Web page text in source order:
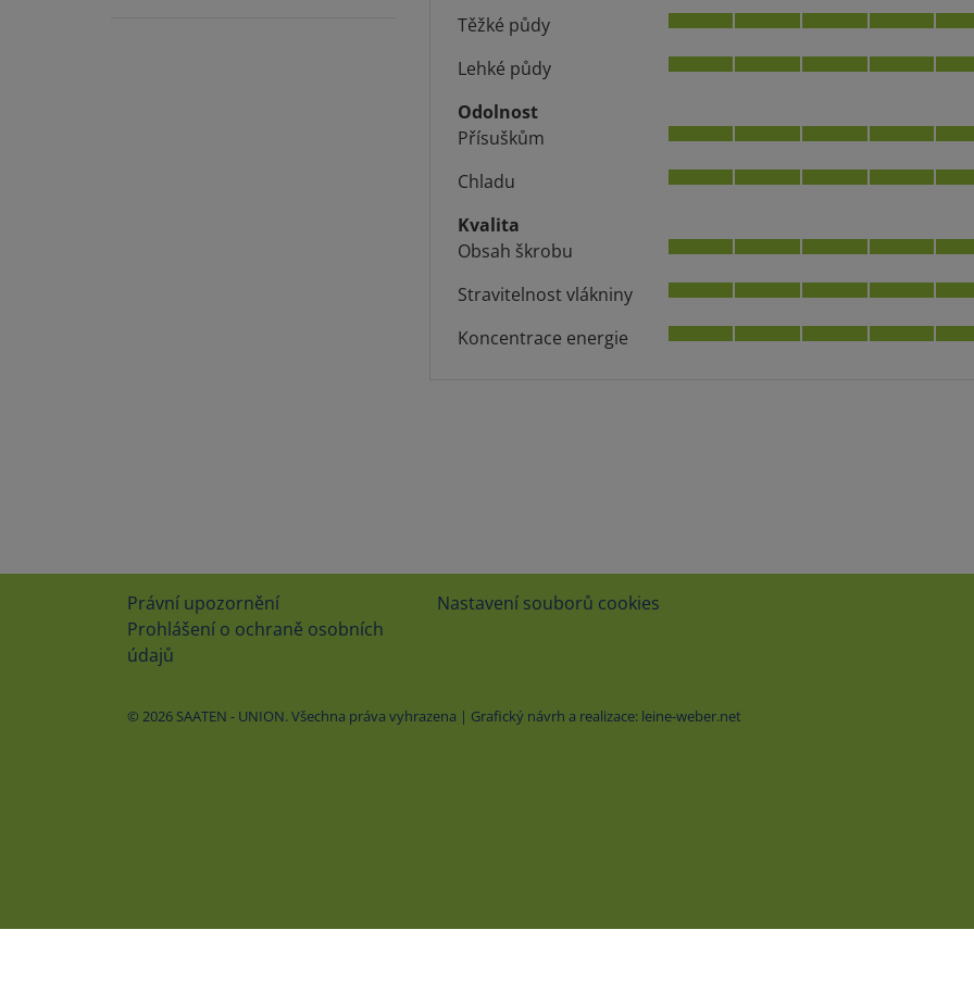
Těžké půdy
Lehké půdy
Odolnost
Přísuškům
Chladu
Kvalita
Obsah škrobu
Stravitelnost vlákniny
Koncentrace energie
Právní upozornění
Prohlášení o ochraně osobních
údajů
Nastavení souborů cookies
© 2026 SAATEN - UNION. Všechna práva vyhrazena | Grafický návrh a realizace: leine-weber.net